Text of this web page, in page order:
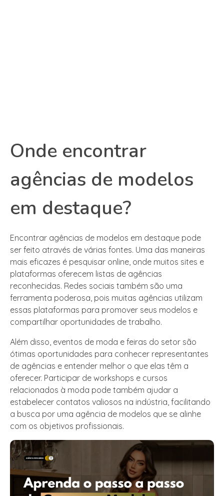
Onde encontrar
agências de modelos
em destaque?
Encontrar agências de modelos em destaque pode
ser feito através de várias fontes. Uma das maneiras
mais eficazes é pesquisar online, onde muitos sites e
plataformas oferecem listas de agências
reconhecidas. Redes sociais também são uma
ferramenta poderosa, pois muitas agências utilizam
essas plataformas para promover seus modelos e
compartilhar oportunidades de trabalho.
Além disso, eventos de moda e feiras do setor são
ótimas oportunidades para conhecer representantes
de agências e entender melhor o que elas têm a
oferecer. Participar de workshops e cursos
relacionados à moda pode também ajudar a
estabelecer contatos valiosos na indústria, facilitando
a busca por uma agência de modelos que se alinhe
com os objetivos profissionais.